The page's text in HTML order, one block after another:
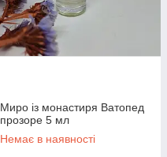
Миро із монастиря Ватопед
прозоре 5 мл
Немає в наявності